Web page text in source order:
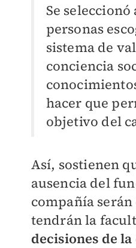
Se seleccionó
personas
sistema de
conciencia
hacer que
objetivo del
Así, sostienen
ausencia del
compañía
tendrán la
decisiones de